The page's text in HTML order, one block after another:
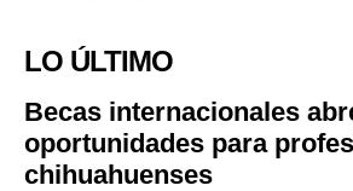
LO ÚLTIMO
Becas internacionales
oportunidades para
chihuahuenses